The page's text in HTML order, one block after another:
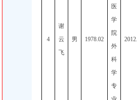
4
谢
云
飞
男 1978.02
医
学
院
外
科
学
专